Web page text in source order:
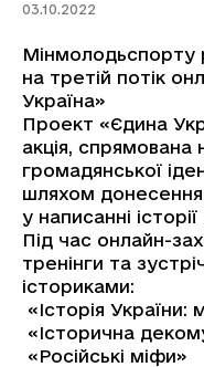
03.10.2022
Мінмолодьспорту
на третій потік
Україна»
Проект «Єдина
акція, спрямована
громадянської
шляхом донесення
у написанні
Під час онлайн-
тренінги та
істориками:
«Історія
«Історична
«Російські міфи»